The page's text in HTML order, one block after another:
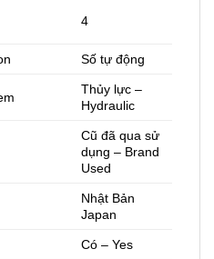
4
Số tự động
Thủy lực –
Hydraulic
Cũ đã qua sử
dụng – Brand
Used
Nhật Bản
Japan
Có – Yes